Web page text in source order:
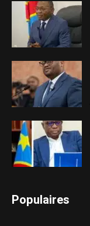
Populaires